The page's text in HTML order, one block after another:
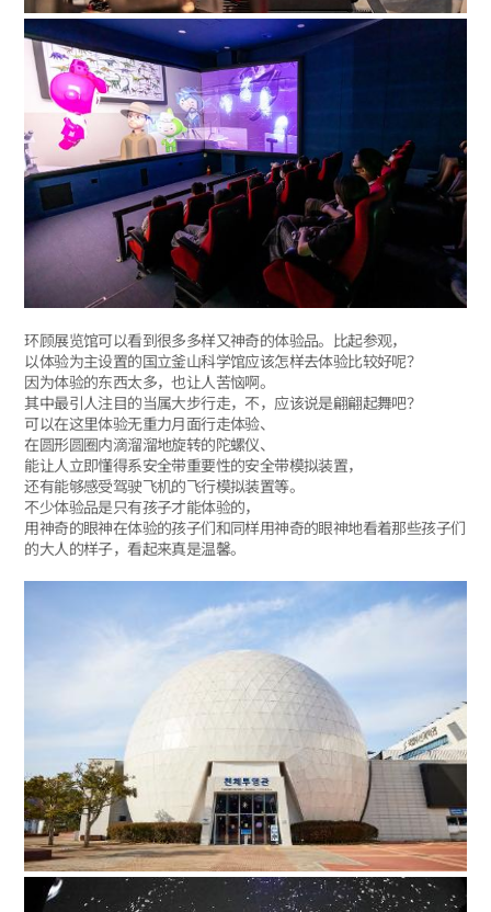
环顾展览馆可以看到很多多样又神奇的体验品。比起参观，
以体验为主设置的国立釜山科学馆应该怎样去体验比较好呢？
因为体验的东西太多，也让人苦恼啊。
其中最引人注目的当属大步行走，不，应该说是翩翩起舞吧？
可以在这里体验无重力月面行走体验、
在圆形圆圈内滴溜溜地旋转的陀螺仪、
能让人立即懂得系安全带重要性的安全带模拟装置，
还有能够感受驾驶飞机的飞行模拟装置等。
不少体验品是只有孩子才能体验的，
用神奇的眼神在体验的孩子们和同样用神奇的眼神地看着那些孩子们
的大人的样子，看起来真是温馨。